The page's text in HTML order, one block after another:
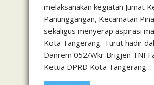
melaksanakan kegiatan Jumat
Panunggangan, Kecamatan
sekaligus menyerap aspirasi
Kota Tangerang. Turut hadir
Danrem 052/Wkr Brigjen TNI
Ketua DPRD Kota Tangerang…